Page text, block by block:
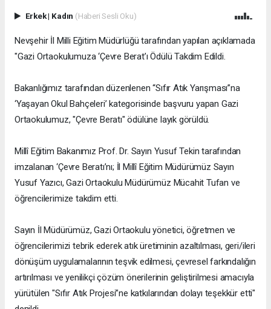
Erkek| Kadın (Haberi Sesli Oku)
Nevşehir İl Milli Eğitim Müdürlüğü tarafından yapılan açıklamada
"Gazi Ortaokulumuza ‘Çevre Berat’ı Ödülü Takdim Edildi.
Bakanlığımız tarafından düzenlenen “Sıfır Atık Yarışması”na
‘Yaşayan Okul Bahçeleri’ kategorisinde başvuru yapan Gazi
Ortaokulumuz, "Çevre Beratı" ödülüne layık görüldü.
Millî Eğitim Bakanımız Prof. Dr. Sayın Yusuf Tekin tarafından
imzalanan ‘Çevre Beratı’nı; İl Millî Eğitim Müdürümüz Sayın
Yusuf Yazıcı, Gazi Ortaokulu Müdürümüz Mücahit Tufan ve
öğrencilerimize takdim etti.
Sayın İl Müdürümüz, Gazi Ortaokulu yönetici, öğretmen ve
öğrencilerimizi tebrik ederek atık üretiminin azaltılması, geri/ileri
dönüşüm uygulamalarının teşvik edilmesi, çevresel farkındalığın
artırılması ve yenilikçi çözüm önerilerinin geliştirilmesi amacıyla
yürütülen "Sıfır Atık Projesi”ne katkılarından dolayı teşekkür etti"